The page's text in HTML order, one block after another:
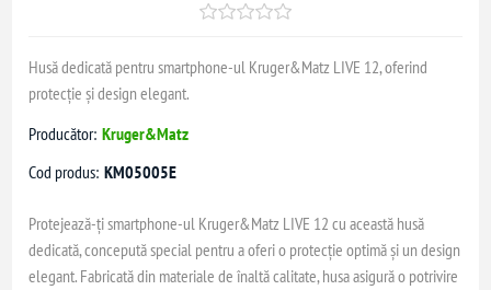
Husă dedicată pentru smartphone-ul Kruger&Matz LIVE 12, oferind
protecție și design elegant.
Producător: Kruger&Matz
Cod produs: KM05005E
Protejează-ți smartphone-ul Kruger&Matz LIVE 12 cu această husă
dedicată, concepută special pentru a oferi o protecție optimă și un design
elegant. Fabricată din materiale de înaltă calitate, husa asigură o potrivire